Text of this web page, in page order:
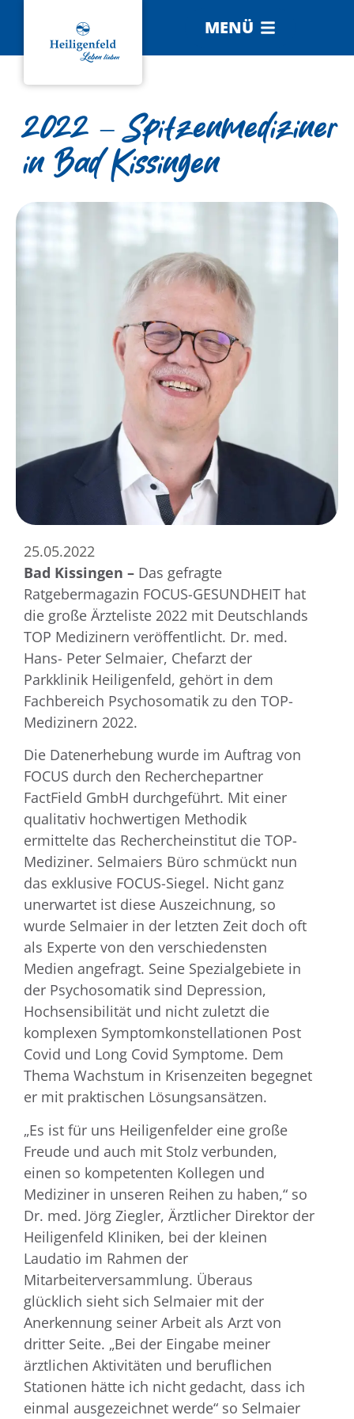
MENÜ
2022 – Spitzenmediziner
in Bad Kissingen
25.05.2022
Bad Kissingen – Das gefragte
Ratgebermagazin FOCUS-GESUNDHEIT hat
die große Ärzteliste 2022 mit Deutschlands
TOP Medizinern veröffentlicht. Dr. med.
Hans- Peter Selmaier, Chefarzt der
Parkklinik Heiligenfeld, gehört in dem
Fachbereich Psychosomatik zu den TOP-
Medizinern 2022.
Die Datenerhebung wurde im Auftrag von
FOCUS durch den Recherchepartner
FactField GmbH durchgeführt. Mit einer
qualitativ hochwertigen Methodik
ermittelte das Rechercheinstitut die TOP-
Mediziner. Selmaiers Büro schmückt nun
das exklusive FOCUS-Siegel. Nicht ganz
unerwartet ist diese Auszeichnung, so
wurde Selmaier in der letzten Zeit doch oft
als Experte von den verschiedensten
Medien angefragt. Seine Spezialgebiete in
der Psychosomatik sind Depression,
Hochsensibilität und nicht zuletzt die
komplexen Symptomkonstellationen Post
Covid und Long Covid Symptome. Dem
Thema Wachstum in Krisenzeiten begegnet
er mit praktischen Lösungsansätzen.
„Es ist für uns Heiligenfelder eine große
Freude und auch mit Stolz verbunden,
einen so kompetenten Kollegen und
Mediziner in unseren Reihen zu haben,“ so
Dr. med. Jörg Ziegler, Ärztlicher Direktor der
Heiligenfeld Kliniken, bei der kleinen
Laudatio im Rahmen der
Mitarbeiterversammlung. Überaus
glücklich sieht sich Selmaier mit der
Anerkennung seiner Arbeit als Arzt von
dritter Seite. „Bei der Eingabe meiner
ärztlichen Aktivitäten und beruflichen
Stationen hätte ich nicht gedacht, dass ich
einmal ausgezeichnet werde“ so Selmaier